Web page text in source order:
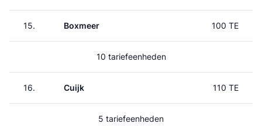
15. Boxmeer 100 TE
10 tariefeenheden
16. Cuijk 110 TE
5 tariefeenheden